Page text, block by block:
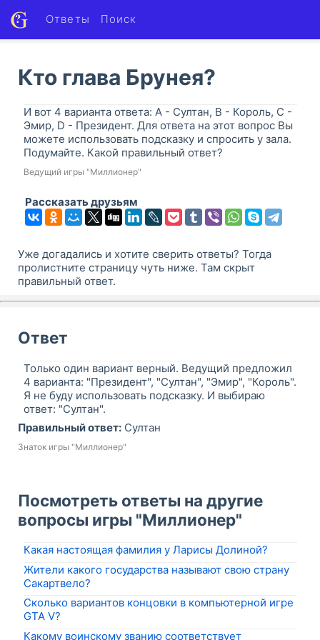
Ответы Поиск
Кто глава Брунея?
И вот 4 варианта ответа: A - Султан, B - Король, C -
Эмир, D - Президент. Для ответа на этот вопрос Вы
можете использовать подсказку и спросить у зала.
Подумайте. Какой правильный ответ?
Ведущий игры "Миллионер"
Рассказать друзьям
Уже догадались и хотите сверить ответы? Тогда
пролистните страницу чуть ниже. Там скрыт
правильный ответ.
Ответ
Только один вариант верный. Ведущий предложил
4 варианта: "Президент", "Султан", "Эмир", "Король".
Я не буду использовать подсказку. И выбираю
ответ: "Султан".
Правильный ответ: Султан
Знаток игры "Миллионер"
Посмотреть ответы на другие
вопросы игры "Миллионер"
Какая настоящая фамилия у Ларисы Долиной?
Жители какого государства называют свою страну
Сакартвело?
Сколько вариантов концовки в компьютерной игре
GTA V?
Какому воинскому званию соответствует